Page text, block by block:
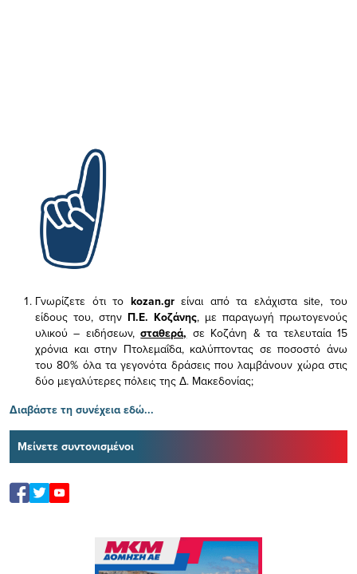
Γνωρίζετε ότι το kozan.gr είναι από τα ελάχισταsite, του
είδους του, στην Π.Ε. Κοζάνης, με παραγωγή πρωτογενούς
υλικού – ειδήσεων,σταθερά, σε Κοζάνη & τα τελευταία 15
χρόνια και στην Πτολεμαΐδα, καλύπτοντας σε ποσοστό άνω
του 80% όλα τα γεγονότα δράσεις που λαμβάνουν χώρα στις
δύο μεγαλύτερες πόλεις της Δ. Μακεδονίας;
Διαβάστε τη συνέχεια εδώ...
Μείνετε συντονισμένοι